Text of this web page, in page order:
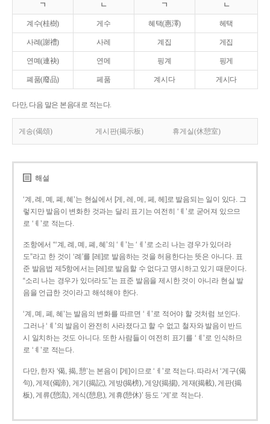
ㄱ ㄴ ㄱ ㄴ
계수(桂樹) 게수 혜택(惠澤) 헤택
사례(謝禮) 사레 계집 게집
연몌(連袂) 연메 핑계 핑게
폐품(廢品) 페품 계시다 게시다
다만, 다음 말은 본음대로 적는다.
게송(偈頌) 게시판(揭示板) 휴게실(休憩室)
해설
‘계, 례, 몌, 폐, 혜’는 현실에서 [게, 레, 메, 페, 헤]로 발음되는 일이 있다. 그
렇지만 발음이 변화한 것과는 달리 표기는 여전히 ‘ㅖ’로 굳어져 있으므
로 ‘ㅖ’로 적는다.
조항에서 “‘계, 례, 몌, 폐, 혜’의 ‘ㅖ’는 ‘ㅔ’로 소리 나는 경우가 있더라
도”라고 한 것이 ‘례’를 [레]로 발음하는 것을 허용한다는 뜻은 아니다. 표
준 발음법 제5항에서는 [레]로 발음할 수 없다고 명시하고 있기 때문이다.
“소리 나는 경우가 있더라도”는 표준 발음을 제시한 것이 아니라 현실 발
음을 언급한 것이라고 해석해야 한다.
‘계, 몌, 폐, 혜’는 발음의 변화를 따르면 ‘ㅔ’로 적어야 할 것처럼 보인다.
그러나 ‘ㅖ’의 발음이 완전히 사라졌다고 할 수 없고 철자와 발음이 반드
시 일치하는 것도 아니다. 또한 사람들이 여전히 표기를 ‘ㅖ’로 인식하므
로 ‘ㅖ’로 적는다.
다만, 한자 ‘偈, 揭, 憩’는 본음이 [게]이므로 ‘ㅔ’로 적는다. 따라서 ‘게구(偈
句), 게제(偈諦), 게기(揭記), 게방(揭榜), 게양(揭揚), 게재(揭載), 게판(揭
板), 게류(憩流), 게식(憩息), 게휴(憩休)’ 등도 ‘게’로 적는다.